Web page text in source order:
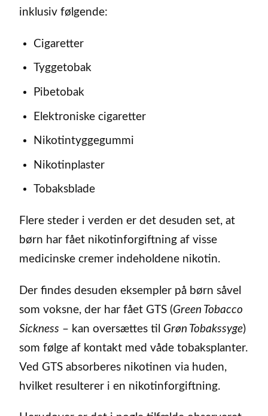
inklusiv følgende:
Cigaretter
Tyggetobak
Pibetobak
Elektroniske cigaretter
Nikotintyggegummi
Nikotinplaster
Tobaksblade
Flere steder i verden er det desuden set, at
børn har fået nikotinforgiftning af visse
medicinske cremer indeholdene nikotin.
Der findes desuden eksempler på børn såvel
som voksne, der har fået GTS (Green Tobacco
Sickness – kan oversættes til Grøn Tobakssyge)
som følge af kontakt med våde tobaksplanter.
Ved GTS absorberes nikotinen via huden,
hvilket resulterer i en nikotinforgiftning.